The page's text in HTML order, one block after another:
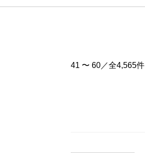
41 〜 60／全4,565件